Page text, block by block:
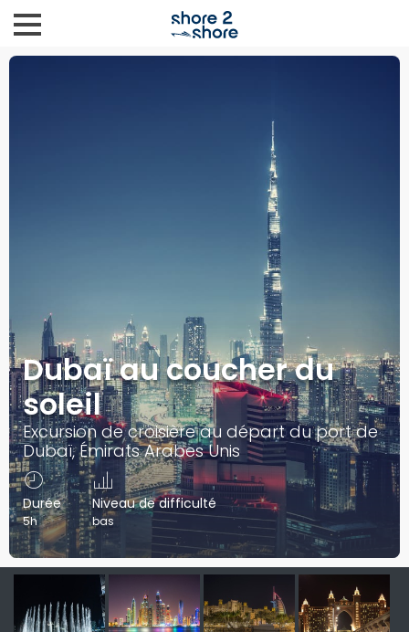
Dubaï au coucher du
soleil
Excursion de croisière au départ du port de
Dubaï, Émirats Arabes Unis
Durée
5h
Niveau de difficulté
bas